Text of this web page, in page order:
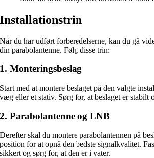
Installationstrin
Når du har udført forberedelserne, kan du gå
din parabolantenne. Følg disse trin:
1. Monteringsbeslag
Start med at montere beslaget på den valgte
væg eller et stativ. Sørg for, at beslaget er stabilt
2. Parabolantenne og LNB
Derefter skal du montere parabolantennen på
position for at opnå den bedste signalkvalitet.
sikkert og sørg for, at den er i vater.